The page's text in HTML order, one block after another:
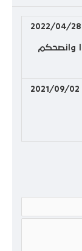
2022/04/28
وانصحكم
2021/09/02